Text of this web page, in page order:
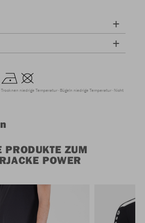
Trocknen niedrige Temperatur Bügeln niedrige Temperatur Nicht
PRODUKTE ZUM
POWER